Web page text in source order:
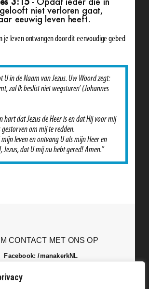
niet verloren gaat,
eeuwig leven heeft.
je leven ontvangen door dit eenvoudige gebed
U in de Naam van Jezus. Uw Woord zegt:
zal Ik beslist niet wegsturen’ (Johannes
hart dat Jezus de Heer is en dat Hij voor mij
om mij te redden.
mijn leven en ontvang U als mijn Heer en
Jezus, dat U mij nu hebt gered! Amen.”
CONTACT MET ONS OP
Facebook: /manakerkNL
Gebedsverzoeken: